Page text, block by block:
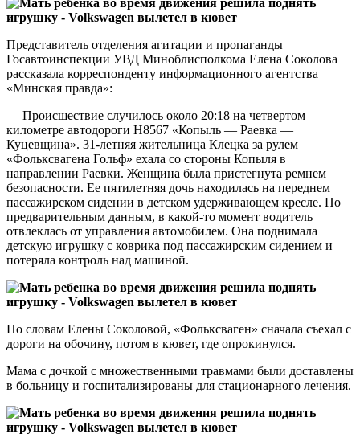
Представитель отделения агитации и пропаганды
Госавтоинспекции УВД Миноблисполкома Елена Соколова
рассказала корреспонденту информационного агентства
«Минская правда»:
— Происшествие случилось около 20:18 на четвертом
километре автодороги Н8567 «Копыль — Раевка —
Куцевщина». 31-летняя жительница Клецка за рулем
«Фольксвагена Гольф» ехала со стороны Копыля в
направлении Раевки. Женщина была пристегнута ремнем
безопасности. Ее пятилетняя дочь находилась на переднем
пассажирском сидении в детском удерживающем кресле. По
предварительным данным, в какой-то момент водитель
отвлеклась от управления автомобилем. Она поднимала
детскую игрушку с коврика под пассажирским сидением и
потеряла контроль над машиной.
По словам Елены Соколовой, «Фольксваген» сначала съехал с
дороги на обочину, потом в кювет, где опрокинулся.
Мама с дочкой с множественными травмами были доставлены
в больницу и госпитализированы для стационарного лечения.